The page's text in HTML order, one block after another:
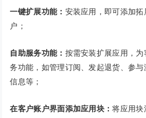
一键扩展功能： 安装应用，即可添加
户；
自助服务功能： 按需安装扩展应用，
务功能，如管理订阅、发起退货、参与
信息等；
在客户账户界面添加应用块：将应用块